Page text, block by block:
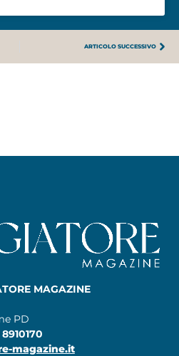
ARTICOLO SUCCESSIVO
MAGAZINE
PD
magazine.it